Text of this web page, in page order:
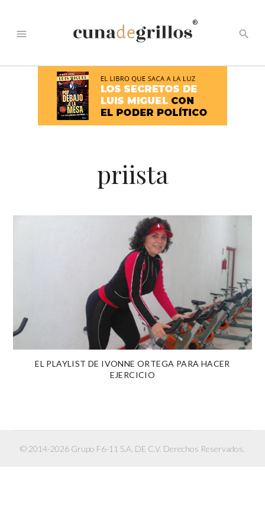
menu
®
search
priista
EL PLAYLIST DE IVONNE ORTEGA PARA HACER
EJERCICIO
© 2014-2026 Grupo F6-11 S.A. DE C.V. Derechos Reservados.